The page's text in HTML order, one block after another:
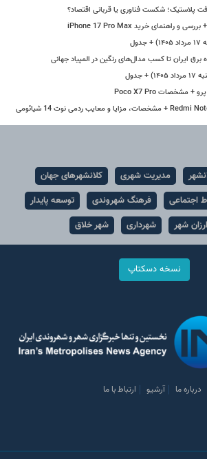
پلاستیک؛ شکست فناوری یا قربانی اقتصاد؟
برق ایران تا کسب مدال‌های رنگین در المپیاد جهانی
مدیریت شهری
کلانشهرهای جهان
اجتماعی فرهنگ شهروندی
توسعه پایدار
شهر شهرداری شهر خلاق
نسخه دسکتاپ
درباره ما آرشیو ارتباط با ما